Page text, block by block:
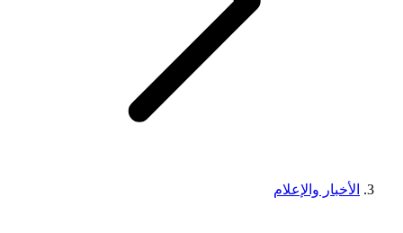
الأخبار والإعلام